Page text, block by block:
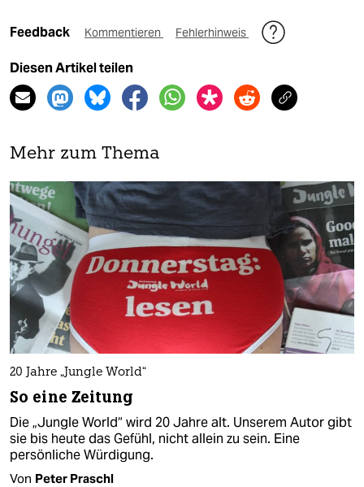
Feedback Kommentieren Fehlerhinweis
Diesen Artikel teilen
Mehr zum Thema
20 Jahre „Jungle World“
So eine Zeitung
Die „Jungle World“ wird 20 Jahre alt. Unserem Autor gibt
sie bis heute das Gefühl, nicht allein zu sein. Eine
persönliche Würdigung.
Von Peter Praschl